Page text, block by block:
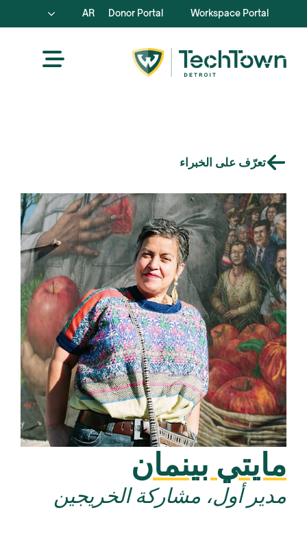
Workspace Portal
Donor Portal
AR
تعرّف على الخبراء
مايتي بينمان
مدير أول، مشاركة الخريجين